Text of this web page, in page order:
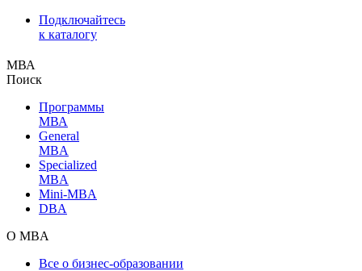
Подключайтесь
к каталогу
МВА
Поиск
Программы
МВА
General
MBA
Specialized
MBA
Mini-MBA
DBA
О MBA
Все о бизнес-образовании